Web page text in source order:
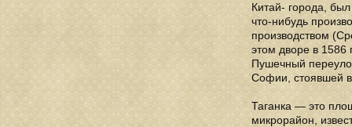
Китай- города,
что-нибудь
производством
этом дворе в 1586
Пушечный
Софии, стоявшей
Таганка — это
микрорайон,